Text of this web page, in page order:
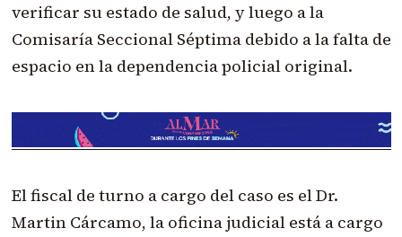
verificar su estado de salud, y luego a la
Comisaría Seccional Séptimadebido a la falta de
espacio en la dependencia policial original.
El fiscal de turno a cargo del caso es el Dr.
Martin Cárcamo, la oficina judicial está a cargo